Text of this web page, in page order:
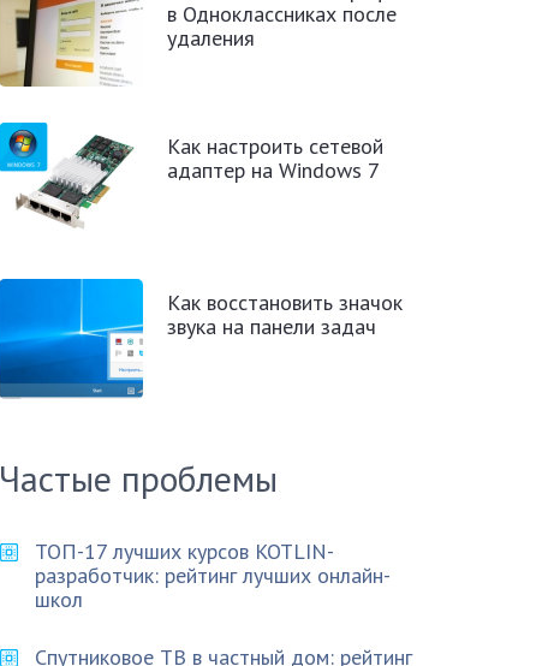
в Одноклассниках после
удаления
Как настроить сетевой
адаптер на Windows 7
Как восстановить значок
звука на панели задач
Частые проблемы
ТОП-17 лучших курсов KOTLIN-
разработчик: рейтинг лучших онлайн-
школ
Спутниковое ТВ в частный дом: рейтинг